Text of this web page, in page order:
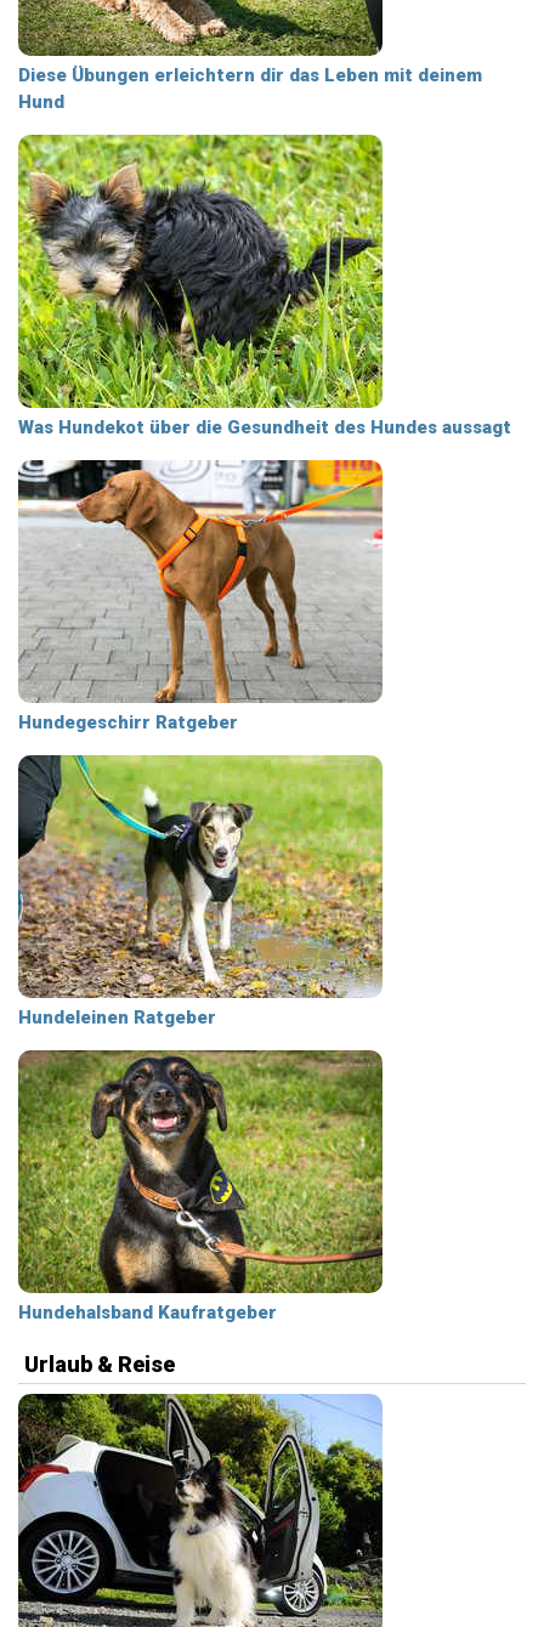
Diese Übungen erleichtern dir das Leben mit deinem
Hund
Was Hundekot über die Gesundheit des Hundes aussagt
Hundegeschirr Ratgeber
Hundeleinen Ratgeber
Hundehalsband Kaufratgeber
Urlaub & Reise